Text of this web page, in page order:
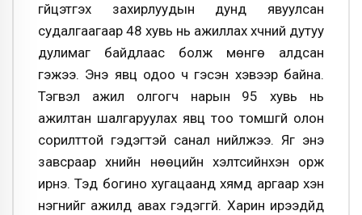
гүйцэтгэх захирлуудын дунд явуулсан
судалгаагаар 48 хувь нь ажиллах хүчний дутуу
дулимаг байдлаас болж мөнгө алдсан
гэжээ. Энэ явц одоо ч гэсэн хэвээр байна.
Тэгвэл ажил олгогч нарын 95 хувь нь
ажилтан шалгаруулах явц тоо томшгүй олон
сорилттой гэдэгтэй санал нийлжээ. Яг энэ
завсраар хүнийн нөөцийн хэлтсийнхэн орж
ирнэ. Тэд богино хугацаанд хямд аргаар хэн
нэгнийг ажилд авах гэдэггүй. Харин ирээдүйд